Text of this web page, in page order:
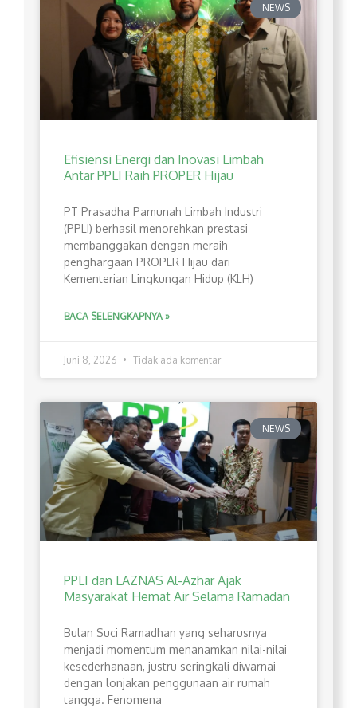
NEWS
Efisiensi Energi dan Inovasi Limbah
Antar PPLI Raih PROPER Hijau
PT Prasadha Pamunah Limbah Industri
(PPLI) berhasil menorehkan prestasi
membanggakan dengan meraih
penghargaan PROPER Hijau dari
Kementerian Lingkungan Hidup (KLH)
BACA SELENGKAPNYA »
Juni 8, 2026 Tidak ada komentar
NEWS
PPLI dan LAZNAS Al-Azhar Ajak
Masyarakat Hemat Air Selama Ramadan
Bulan Suci Ramadhan yang seharusnya
menjadi momentum menanamkan nilai-nilai
kesederhanaan, justru seringkali diwarnai
dengan lonjakan penggunaan air rumah
tangga. Fenomena